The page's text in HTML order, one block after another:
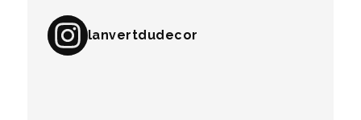
lanvertdudecor